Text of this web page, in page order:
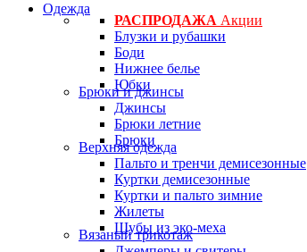
Одежда
РАСПРОДАЖА Акции
Блузки и рубашки
Боди
Нижнее белье
Юбки
Брюки и джинсы
Джинсы
Брюки летние
Брюки
Верхняя одежда
Пальто и тренчи демисезонные
Куртки демисезонные
Куртки и пальто зимние
Жилеты
Шубы из эко-меха
Вязаный трикотаж